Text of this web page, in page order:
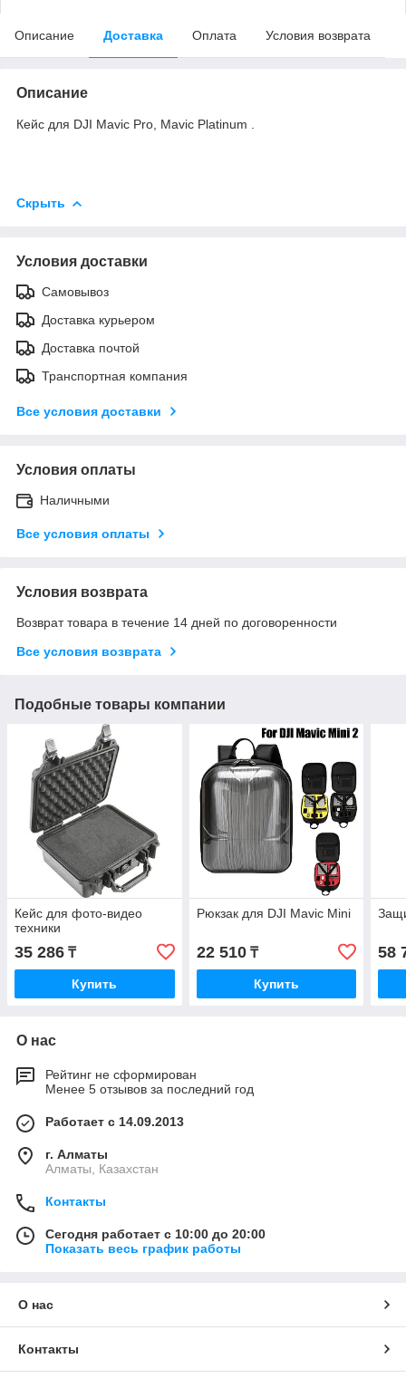
Описание Доставка Оплата Условия возврата
Описание
Кейс для DJI Mavic Pro, Mavic Platinum .
Скрыть
Условия доставки
Самовывоз
Доставка курьером
Доставка почтой
Транспортная компания
Все условия доставки
Условия оплаты
Наличными
Все условия оплаты
Условия возврата
Возврат товара в течение 14 дней по договоренности
Все условия возврата
Подобные товары компании
Кейс для фото-видео
техники
35 286 ₸
Купить
Рюкзак для DJI Mavic Mini
22 510₸
Купить
58
О нас
Рейтинг не сформирован
Менее 5 отзывов за последний год
Работает с 14.09.2013
г. Алматы
Алматы, Казахстан
Контакты
Сегодня работает с 10:00 до 20:00
Показать весь график работы
О нас
Контакты